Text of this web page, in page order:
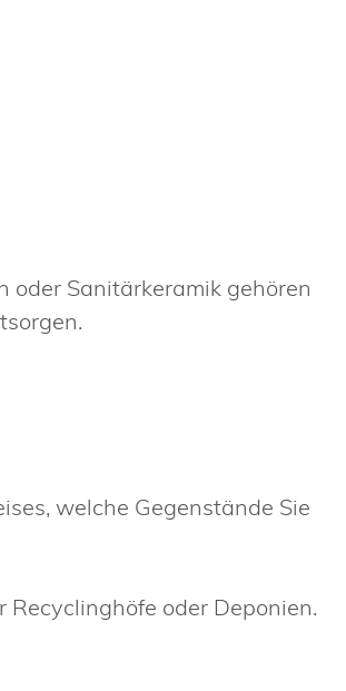
oder Sanitärkeramik gehören
welche Gegenstände Sie
oder Deponien.